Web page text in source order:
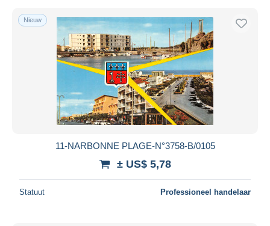
Nieuw
11-NARBONNE PLAGE-N°3758-B/0105
± US$ 5,78
Statuut Professioneel handelaar